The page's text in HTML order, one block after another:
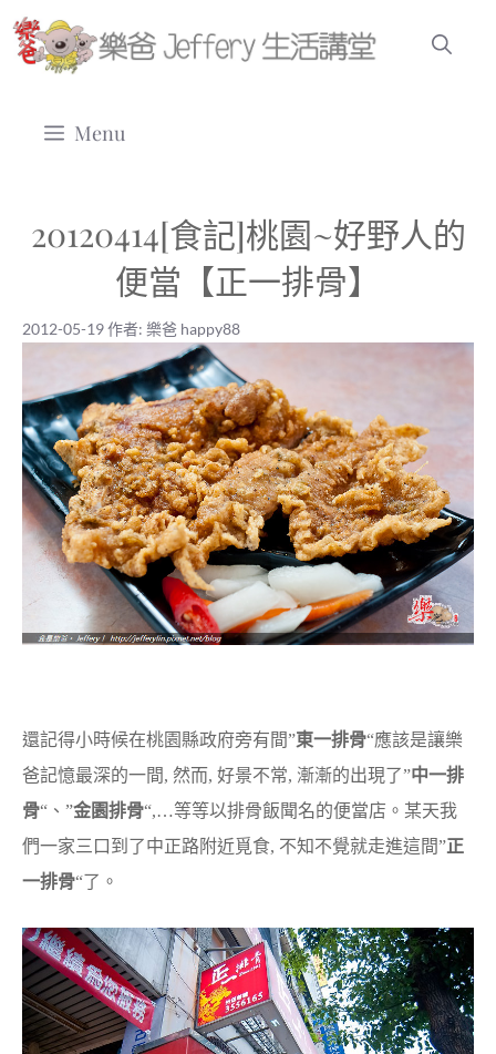
跳
至
Menu
20120414[食記]桃園~好野人的
便當【正一排骨】
2012-05-19 | 樂爸 happy88
2012-05-19作者: 樂爸 happy88
還記得小時候在桃園縣政府旁有間”東一排骨“應該是讓樂
爸記憶最深的一間, 然而, 好景不常, 漸漸的出現了”中一排
骨“、”金園排骨“,…等等以排骨飯聞名的便當店。某天我
們一家三口到了中正路附近覓食, 不知不覺就走進這間”正
一排骨“了。